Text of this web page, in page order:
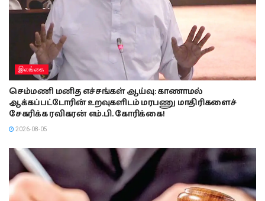
இலங்கை
செம்மணி மனித எச்சங்கள் ஆய்வு: காணாமல்
ஆக்கப்பட்டோரின் உறவுகளிடம் மரபணு மாதிரிகளைச்
சேகரிக்க ரவிகரன் எம்.பி. கோரிக்கை!
2026-08-05